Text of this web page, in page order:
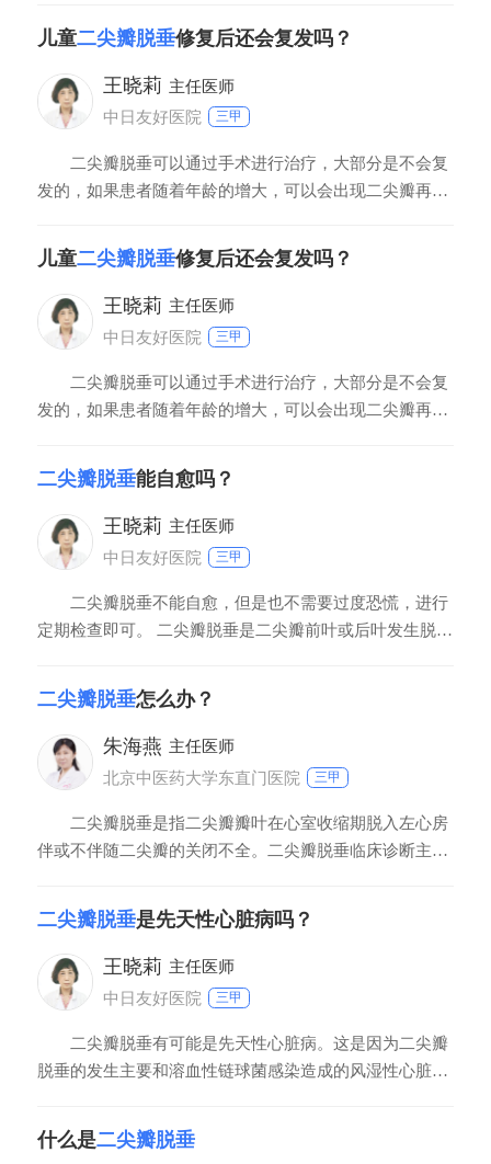
度较轻，患者可以在相当时期内没有明显的临床症状，也
不需要进行治疗。但是应当定期随访，重点是预防感染性
心内膜炎的发生。如果患者存在左心室明显扩大，静息时
儿童二尖瓣脱垂修复后还会复发吗？
王晓莉 主任医师
中日友好医院
三甲
二尖瓣脱垂可以通过手术进行治疗，大部分是不会复
发的，如果患者随着年龄的增大，可以会出现二尖瓣再次
二尖瓣脱垂可以导致心功能不全可以出现心力衰竭，脱垂
以后左心房的或者是右心房的血液进入左心室或者是右心
室而导致左心室或右心室心腔扩大而导致心力衰竭，儿童
儿童二尖瓣脱垂修复后还会复发吗？
王晓莉 主任医师
中日友好医院
三甲
二尖瓣脱垂可以通过手术进行治疗，大部分是不会复
发的，如果患者随着年龄的增大，可以会出现二尖瓣再次
二尖瓣脱垂可以导致心功能不全可以出现心力衰竭，脱垂
以后左心房的或者是右心房的血液进入左心室或者是右心
室而导致左心室或右心室心腔扩大而导致心力衰竭，儿童
二尖瓣脱垂能自愈吗？
王晓莉 主任医师
中日友好医院
三甲
二尖瓣脱垂不能自愈，但是也不需要过度恐慌，进行
定期检查即可。 二尖瓣脱垂是二尖瓣前叶或后叶发生脱
构发生异常，就有可能会引起脱垂。当二尖瓣的瓣膜在收
缩期脱向左房时，就叫二尖瓣脱垂。常见于马凡氏综合
征、成骨不全等结缔组织疾病，还来自后天的感染，包括
受
二尖瓣脱垂怎么办？
朱海燕 主任医师
北京中医药大学东直门医院
三甲
二尖瓣脱垂是指二尖瓣瓣叶在心室收缩期脱入左心房
伴或不伴随二尖瓣的关闭不全。二尖瓣脱垂临床诊断主要
杂音、药物/动作对杂音的影响，结合超声心动图，必要时
做左心室造影一般多可诊断。在治疗上，包括药物治疗以
及手术治疗。药物治疗主要是预防感染性心内膜炎，β
二尖瓣脱垂是先天性心脏病吗？
王晓莉 主任医师
中日友好医院
三甲
二尖瓣脱垂有可能是先天性心脏病。这是因为二尖瓣
脱垂的发生主要和溶血性链球菌感染造成的风湿性心脏
因素造成的属于后天获得性的二尖瓣脱垂，不是先天性心
脏病改变。但是，有少数病人出生后即有二尖瓣脱垂改
什么是二尖瓣脱垂